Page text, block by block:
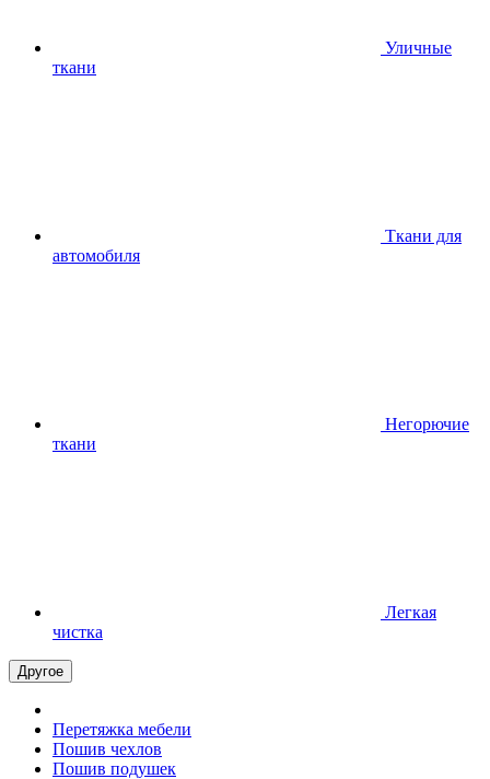
Уличные
ткани
Ткани для
автомобиля
Негорючие
ткани
Легкая
чистка
Другое
Перетяжка мебели
Пошив чехлов
Пошив подушек